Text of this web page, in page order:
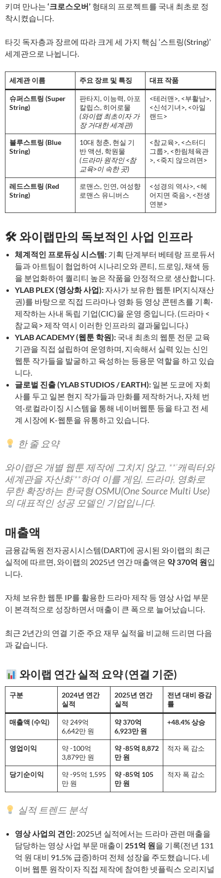
키며 만나는 ‘크로스오버’ 형태의 프로젝트를 국내 최초로 정
착시켰습니다.
타깃 독자층과 장르에 따라 크게 세 가지 핵심 ‘스트링(String)’
세계관으로 나뉩니다.
세계관 이름 주요 장르 및 특징 대표 작품
슈퍼스트링 (Super
String)
판타지, 이능력, 아포
칼립스, 히어로물
(와이랩 최초이자 가
장 거대한 세계관)
<테러맨>, <부활남>,
<신석기녀>, <아일
랜드>
블루스트링 (Blue
String)
10대 청춘, 현실 기
반 액션, 학원물
(드라마 원작인 <참
교육>이 속한 곳)
<참교육>, <스터디
그룹>, <한림체육관
>, <죽지 않으려면>
레드스트링 (Red
String)
로맨스, 인연, 여성향
로맨스 유니버스
<성경의 역사>, <헤
어지면 죽음>, <전생
연분>
🛠 와이랩만의 독보적인 사업 인프라
체계적인 프로듀싱 시스템: 기획 단계부터 베테랑 프로듀서
들과 아트팀이 협업하여 시나리오와 콘티, 드로잉, 채색 등
을 분업화하여 퀄리티 높은 작품을 안정적으로 생산합니다.
YLAB PLEX (영상화 사업): 자사가 보유한 웹툰 IP(지식재산
권)를 바탕으로 직접 드라마나 영화 등 영상 콘텐츠를 기획·
제작하는 사내 독립 기업(CIC)을 운영 중입니다. (드라마 <
참교육> 제작 역시 이러한 인프라의 결과물입니다.)
YLAB ACADEMY (웹툰 학원): 국내 최초의 웹툰 전문 교육
기관을 직접 설립하여 운영하며, 지속해서 실력 있는 신인
웹툰 작가들을 발굴하고 육성하는 등용문 역할을 하고 있습
니다.
글로벌 진출 (YLAB STUDIOS / EARTH): 일본 도쿄에 자회
사를 두고 일본 현지 작가들과 만화를 제작하거나, 자체 번
역·로컬라이징 시스템을 통해 네이버웹툰 등을 타고 전 세
계 시장에 K-웹툰을 유통하고 있습니다.
한 줄 요약
와이랩은 개별 웹툰 제작에 그치지 않고, **’캐릭터와
세계관을 자산화’**하여 이를 게임, 드라마, 영화로
무한 확장하는 한국형 OSMU(One Source Multi Use)
의 대표적인 성공 모델인 기업입니다.
매출액
금융감독원 전자공시시스템(DART)에 공시된 와이랩의 최근
실적에 따르면, 와이랩의 2025년 연간 매출액은 약 370억 원입
니다.
자체 보유한 웹툰 IP를 활용한 드라마 제작 등 영상 사업 부문
이 본격적으로 성장하면서 매출이 큰 폭으로 늘어났습니다.
최근 2년간의 연결 기준 주요 재무 실적을 비교해 드리면 다음
과 같습니다.
와이랩 연간 실적 요약 (연결 기준)
구분
2024년 연간
실적
2025년 연간
실적
전년 대비 증감
률
매출액 (수익)
약 249억
6,642만 원
약 370억
6,923만 원
+48.4% 상승
영업이익
약 -100억
3,879만 원
약 -85억 8,872
만 원
적자 폭 감소
당기순이익
약 -95억 1,595
만 원
약 -85억 105
만 원
적자 폭 감소
실적 트렌드 분석
영상 사업의 견인: 2025년 실적에서는 드라마 관련 매출을
담당하는 영상 사업 부문 매출이 251억 원을 기록(전년 131
억 원 대비 91.5% 급증)하며 전체 성장을 주도했습니다. 네
이버 웹툰 원작이자 직접 제작에 참여한 넷플릭스 오리지널